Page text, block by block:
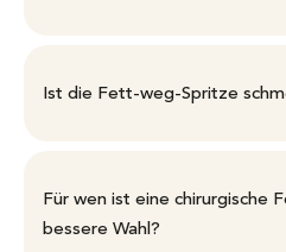
Ist die Fett-weg-Spritze
Für wen ist eine chirurgische
bessere Wahl?